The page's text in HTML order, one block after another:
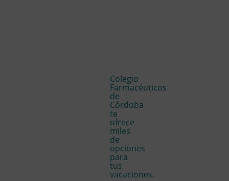
Colegio
Farmacéuticos
de
Córdoba
te
ofrece
miles
de
opciones
para
tus
vacaciones.